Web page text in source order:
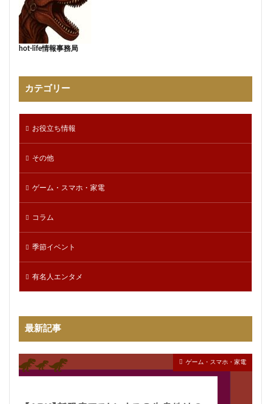
hot-life情報事務局
カテゴリー
お役立ち情報
その他
ゲーム・スマホ・家電
コラム
季節イベント
有名人エンタメ
最新記事
ゲーム・スマホ・家電